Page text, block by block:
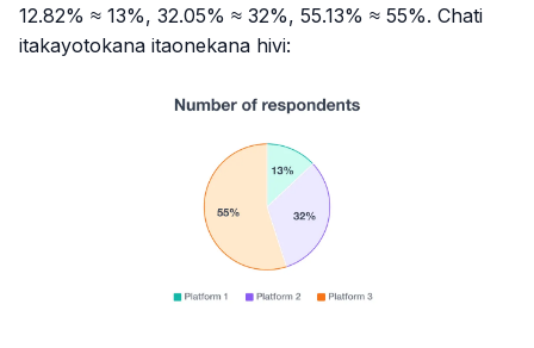
12.82% ≈ 13%, 32.05% ≈ 32%, 55.13% ≈ 55%. Chati
itakayotokana itaonekana hivi: